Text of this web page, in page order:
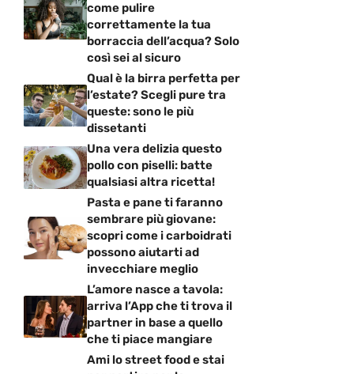
come pulire
correttamente la tua
borraccia dell’acqua? Solo
così sei al sicuro
Qual è la birra perfetta per
l’estate? Scegli pure tra
queste: sono le più
dissetanti
Una vera delizia questo
pollo con piselli: batte
qualsiasi altra ricetta!
Pasta e pane ti faranno
sembrare più giovane:
scopri come i carboidrati
possono aiutarti ad
invecchiare meglio
L’amore nasce a tavola:
arriva l’App che ti trova il
partner in base a quello
che ti piace mangiare
Ami lo street food e stai